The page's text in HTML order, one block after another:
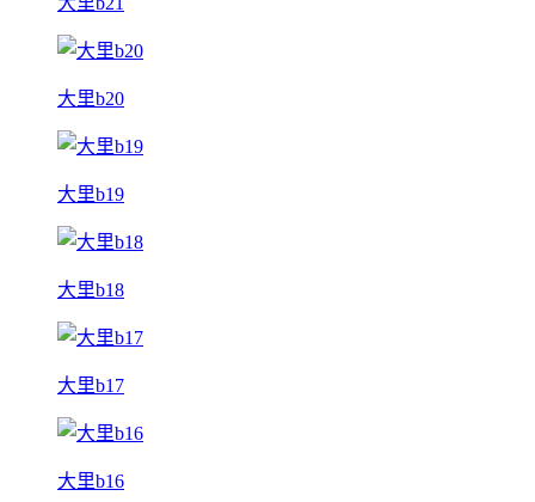
大里b20
大里b19
大里b18
大里b17
大里b16